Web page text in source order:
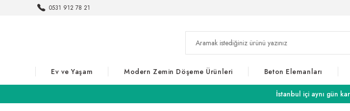
0531 912 78 21
Ev ve Yaşam Modern Zemin Döşeme Ürünleri Beton Elemanları
İstanbul içi aynı gün